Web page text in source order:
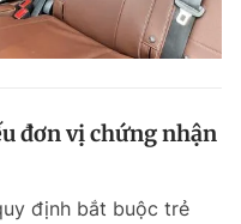
đơn vị chứng nhận
định bắt buộc trẻ